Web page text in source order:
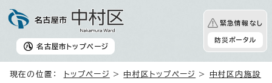
名古屋市 トップページ
緊急情報なし
防災ポータル
現在の位置： トップページ > 中村区トップページ > 中村区内施設